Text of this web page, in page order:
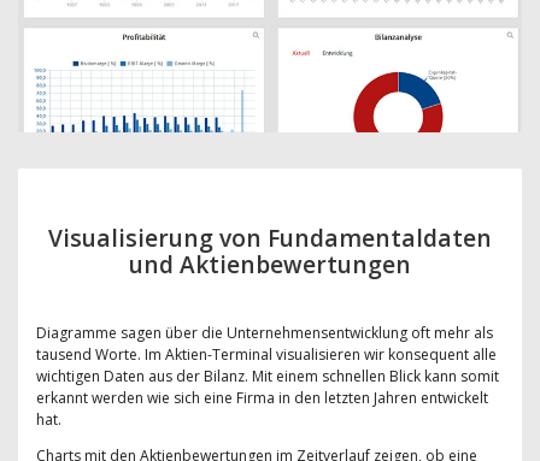
Visualisierung von Fundamentaldaten
und Aktienbewertungen
Diagramme sagen über die Unternehmensentwicklung oft mehr als
tausend Worte. Im Aktien-Terminal visualisieren wir konsequent alle
wichtigen Daten aus der Bilanz. Mit einem schnellen Blick kann somit
erkannt werden wie sich eine Firma in den letzten Jahren entwickelt
hat.
Charts mit den Aktienbewertungen im Zeitverlauf zeigen, ob eine